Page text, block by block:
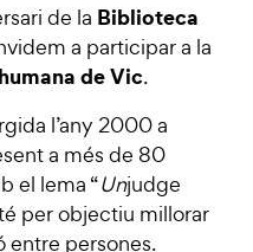
de la Biblioteca
a participar a la
de Vic.
l’any 2000 a
a més de 80
el lema “Unjudge
per objectiu millorar
entre persones.